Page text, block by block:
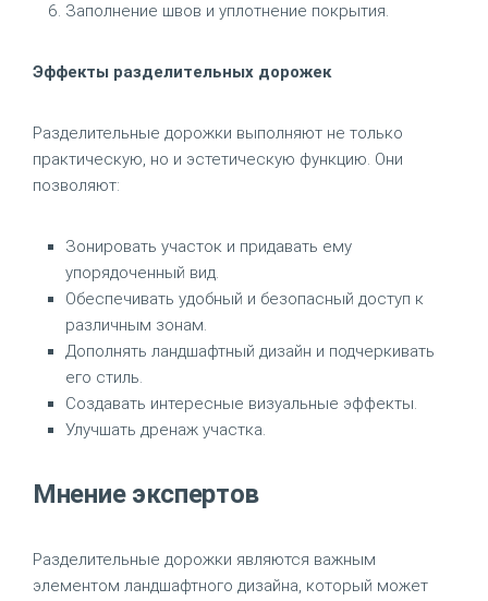
Заполнение швов и уплотнение покрытия.
Эффекты разделительных дорожек
Разделительные дорожки выполняют не только
практическую, но и эстетическую функцию. Они
позволяют:
Зонировать участок и придавать ему
упорядоченный вид.
Обеспечивать удобный и безопасный доступ к
различным зонам.
Дополнять ландшафтный дизайн и подчеркивать
его стиль.
Создавать интересные визуальные эффекты.
Улучшать дренаж участка.
Мнение экспертов
Разделительные дорожки являются важным
элементом ландшафтного дизайна, который может